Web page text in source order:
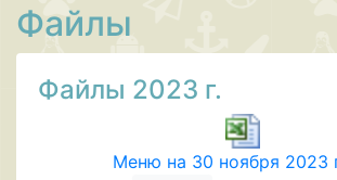
Файлы
Файлы 2023 г.
Меню на 30 ноября 2023